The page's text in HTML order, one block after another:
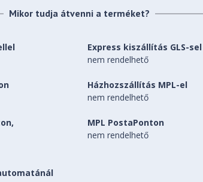
Mikor tudja átvenni a terméket?
Express kiszállítás GLS-sel
nem rendelhető
Házhozszállítás MPL-el
nem rendelhető
MPL PostaPonton
nem rendelhető